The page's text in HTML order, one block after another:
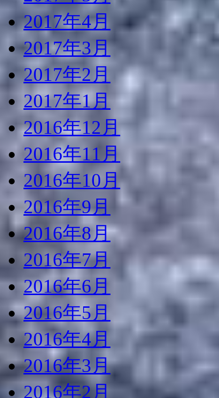
2017年4月
2017年3月
2017年2月
2017年1月
2016年12月
2016年11月
2016年10月
2016年9月
2016年8月
2016年7月
2016年6月
2016年5月
2016年4月
2016年3月
2016年2月